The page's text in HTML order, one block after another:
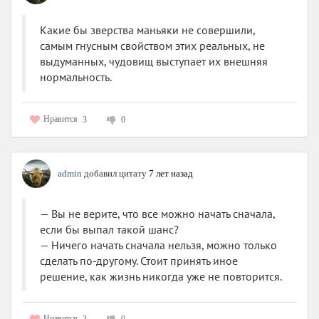
детективов и триллеров рекомендую. Ну, в том случае,
если реалистичные описания трупов и процесса их
разложения, не пугают. Ах да, тут ещё не только это. Тут
ещё одна жуть. Чуть не забыла! Ещё одна изюминка -
жестокая игра, в которой умирают не только люди.
Интригующе? А то ж!
Maple81 , большое спасибо за совет! Это то, что я
обязательно буду читать дальше.
Какие бы зверства маньяки не совершили,
самым гнусным свойством этих реальных, не
выдуманных, чудовищ выступает их внешняя
нормальность.
Нравится 3 0
admin добавил цитату 7 лет назад
— Вы не верите, что все можно начать сначала,
если бы выпал такой шанс?
— Ничего начать сначала нельзя, можно только
сделать по-другому. Стоит принять иное
решение, как жизнь никогда уже не повторится.